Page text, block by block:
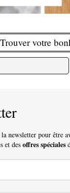
Trouver votre
newsletter pour être
et des offres spéciales